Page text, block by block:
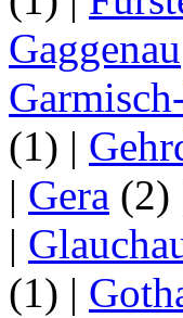
Gaggenau
(1) |
| Gera (2)
|
(1) |